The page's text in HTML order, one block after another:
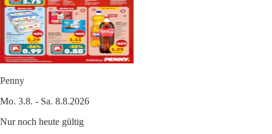
Penny
Mo. 3.8. - Sa. 8.8.2026
Nur noch heute gültig